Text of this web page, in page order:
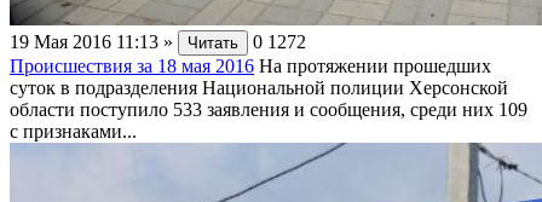
19 Мая 2016 11:13 » Читать 0 1272
Происшествия за 18 мая 2016 На протяжении прошедших
суток в подразделения Национальной полиции Херсонской
области поступило 533 заявления и сообщения, среди них 109
с признаками...